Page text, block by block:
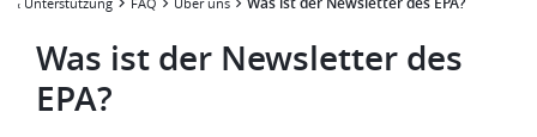
Was ist der Newsletter des
EPA?